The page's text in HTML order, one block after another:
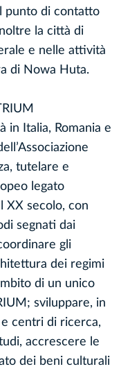
punto di contatto
la città di
e nelle attività
di Nowa Huta.
in Italia, Romania e
tutelare e
legato
XX secolo, con
segnati dai
gli
dei regimi
di un unico
sviluppare, in
centri di ricerca,
accrescere le
dei beni culturali